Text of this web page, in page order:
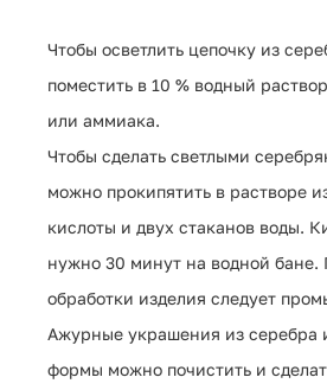
Чтобы осветлить цепочку из
поместить в 10 % водный
или аммиака.
Чтобы сделать светлыми
можно прокипятить в растворе
кислоты и двух стаканов воды.
нужно 30 минут на водной бане.
обработки изделия следует
Ажурные украшения из серебра
формы можно почистить и